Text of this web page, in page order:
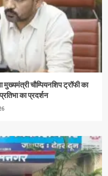
चौम्पियनशिप ट्रॉफी का
का प्रदर्शन